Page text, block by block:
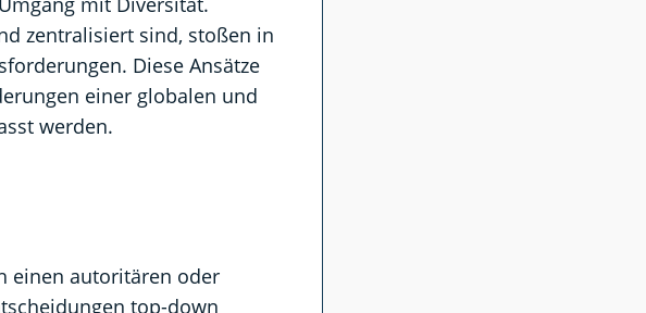
zentralisiert sind, stoßen in
Diese Ansätze
einer globalen und
werden.
einen autoritären oder
top-down